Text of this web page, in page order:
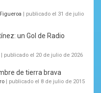
| publicado el 31 de julio
un Gol de Radio
| publicado el 20 de julio de 2026
de tierra brava
| publicado el 8 de julio de 2015